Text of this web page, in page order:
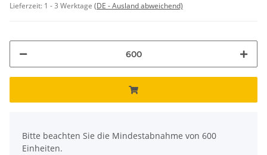
Lieferzeit: 1 - 3 Werktage (DE - Ausland abweichend)
Bitte beachten Sie die Mindestabnahme von 600
Einheiten.